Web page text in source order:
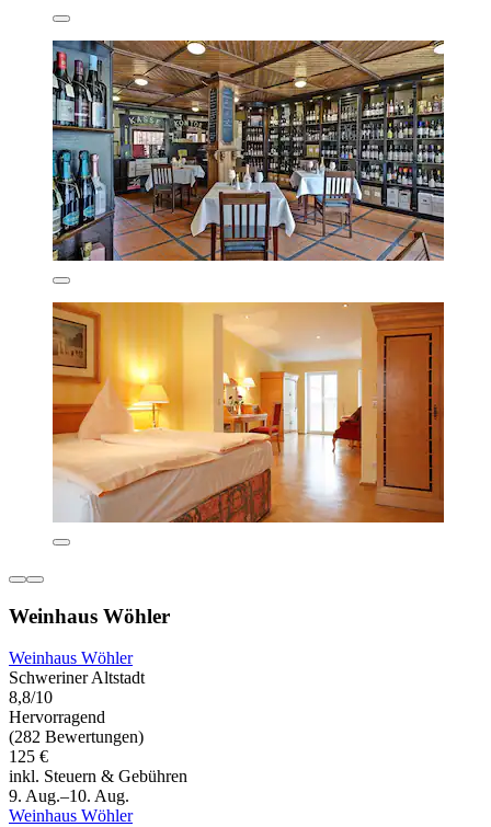
Weinhaus Wöhler
Weinhaus Wöhler
Schweriner Altstadt
8,8/10
Hervorragend
(282 Bewertungen)
125 €
inkl. Steuern & Gebühren
9. Aug.–10. Aug.
Weinhaus Wöhler